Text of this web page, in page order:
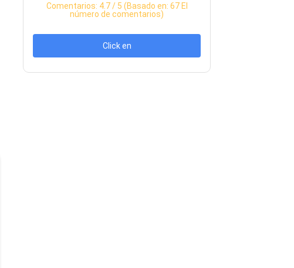
Comentarios: 4.7/ 5 (Basado en: 67El
número de comentarios)
Click en